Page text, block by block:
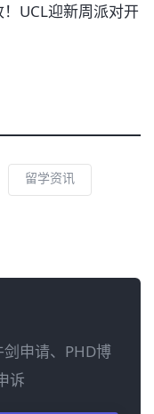
UCL迎新周派对开
留学资讯
申请、PHD博
诉